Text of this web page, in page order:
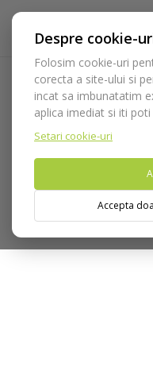
Despre cookie-
Folosim cookie-uri
corecta a site-ului si
incat sa imbunatatim
aplica imediat si iti
Setari cookie-uri
Accepta
Acasa Instrumentar
Dalta de os Partsch
Nu puteti plasa comenzi